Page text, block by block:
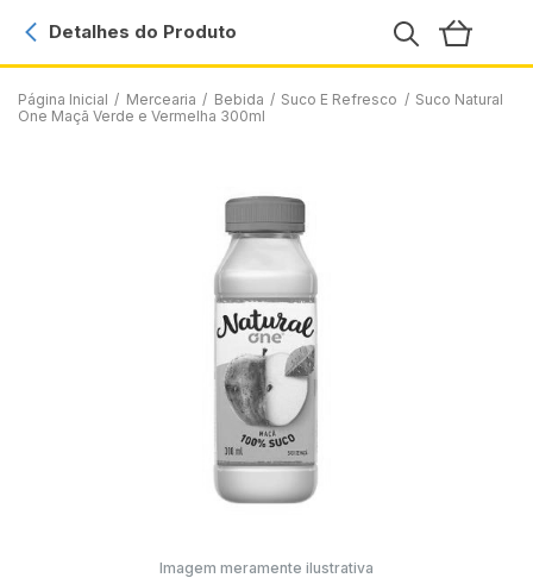
Página Inicial / Mercearia / Bebida / Suco E Refresco / Suco Natural
One Maçã Verde e Vermelha 300ml
Detalhes do Produto
Imagem meramente ilustrativa